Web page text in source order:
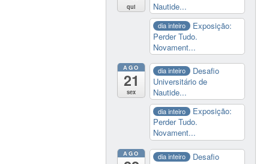
qui
Nautide...
dia inteiro
Exposição:
Perder Tudo.
Novament...
AGO
21
sex
dia inteiro
Desafio
Universitário de
Nautide...
dia inteiro
Exposição:
Perder Tudo.
Novament...
AGO dia inteiro
Desafio